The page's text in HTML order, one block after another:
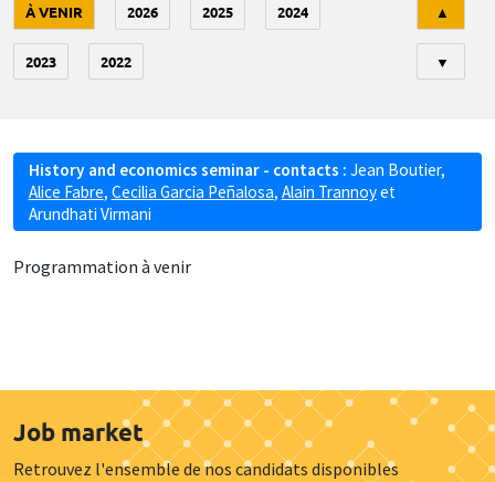
À VENIR 2026 2025 2024
2023 2022
▲
▼
History and economics seminar - contacts : Jean Boutier,
Alice Fabre, Cecilia Garcia Peñalosa, Alain Trannoyet
Arundhati Virmani
Programmation à venir
Job market
Retrouvez l'ensemble de nos candidats disponibles